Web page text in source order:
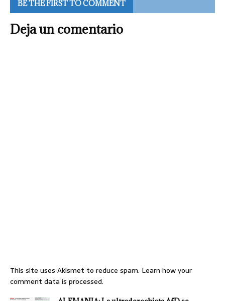
BE THE FIRST TO COMMENT
Deja un comentario
This site uses Akismet to reduce spam. Learn how your
comment data is processed.